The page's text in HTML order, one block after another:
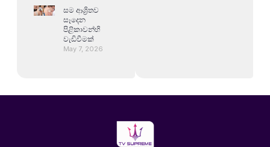
සම ආශ්‍රිතව
සෑදෙන
පිළිකාවන්හි
වැඩිවීමක්
May 7, 2026